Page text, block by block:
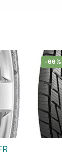
-66%